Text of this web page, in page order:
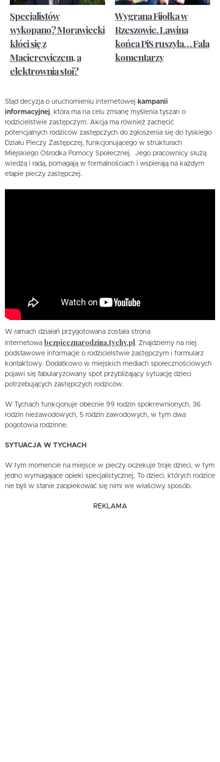
Specjalistów
wykopano? Morawiecki
kłóci się z
Macierewiczem, a
elektrownia stoi?
Wygrana Fijołka w
Rzeszowie. Lawina
końca PiS ruszyła… Fala
komentarzy
Stąd decyzja o uruchomieniu internetowej kampanii
informacyjnej, która ma na celu zmianę myślenia tyszan o
rodzicielstwie zastępczym. Akcja ma również zachęcić
potencjalnych rodziców zastępczych do zgłoszenia się do tyskiego
Działu Pieczy Zastępczej, funkcjonującego w strukturach
Miejskiego Ośrodka Pomocy Społecznej. Jego pracownicy służą
wiedzą i radą, pomagają w formalnościach i wspierają na każdym
etapie pieczy zastępczej.
W ramach działań przygotowana została strona
internetowa bezpiecznarodzina.tychy.pl. Znajdziemy na niej
podstawowe informacje o rodzicielstwie zastępczym i formularz
kontaktowy. Dodatkowo w miejskich mediach społecznościowych
pojawi się fabularyzowany spot przybliżający sytuację dzieci
potrzebujących zastępczych rodziców.
W Tychach funkcjonuje obecnie 99 rodzin spokrewnionych, 36
rodzin niezawodowych, 5 rodzin zawodowych, w tym dwa
pogotowia rodzinne.
SYTUACJA W TYCHACH
W tym momencie na miejsce w pieczy oczekuje troje dzieci, w tym
jedno wymagające opieki specjalistycznej. To dzieci, których rodzice
nie byli w stanie zaopiekować się nimi we właściwy sposób.
REKLAMA